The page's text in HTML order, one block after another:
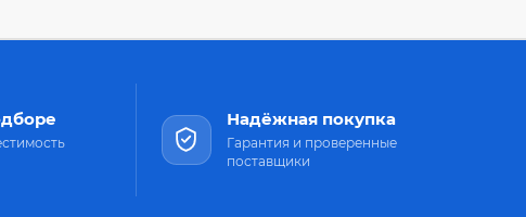
Надёжная покупка
Гарантия и проверенные
поставщики